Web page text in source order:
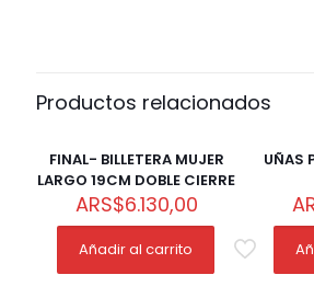
Productos relacionados
FINAL- BILLETERA MUJER
LARGO 19CM DOBLE CIERRE
ARS$6.130,00
Añadir al carrito
UÑAS